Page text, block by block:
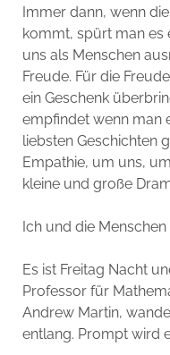
Immer dann, wenn
kommt, spürt man es
uns als Menschen
Freude. Für die
ein Geschenk
empfindet wenn man
liebsten Geschichten
Empathie, um uns,
kleine und große
Ich und die Menschen
Es ist Freitag Nacht
Professor für
Andrew Martin,
entlang. Prompt wird